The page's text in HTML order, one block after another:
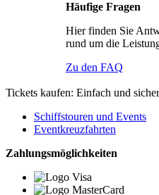
Häufige Fragen
Hier finden Sie
rund um die
Zu den FAQ
Tickets kaufen: Einfach und sicher
Schiffstouren und Events
Eventkreuzfahrten
Zahlungsmöglichkeiten